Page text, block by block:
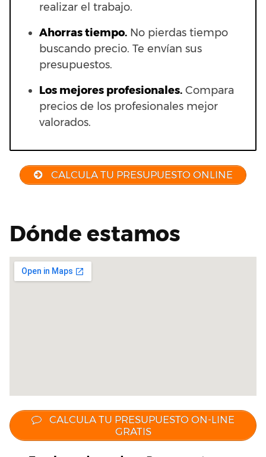
realizar el trabajo.
Ahorras tiempo. No pierdas tiempo
buscando precio. Te envían sus
presupuestos.
Los mejores profesionales. Compara
precios de los profesionales mejor
valorados.
CALCULA TU PRESUPUESTO ONLINE
Dónde estamos
CALCULA TU PRESUPUESTO ON-LINE
GRATIS